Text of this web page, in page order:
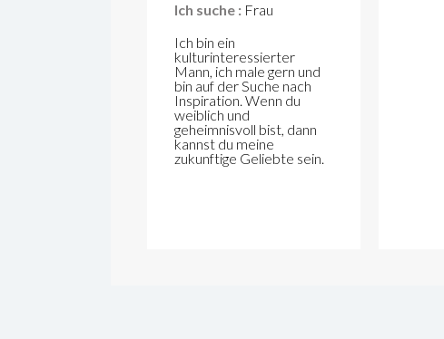
Ich suche : Frau
Ich bin ein
kulturinteressierter
Mann, ich male gern und
bin auf der Suche nach
Inspiration. Wenn du
weiblich und
geheimnisvoll bist, dann
kannst du meine
zukunftige Geliebte sein.